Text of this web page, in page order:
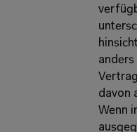
davon
Wenn